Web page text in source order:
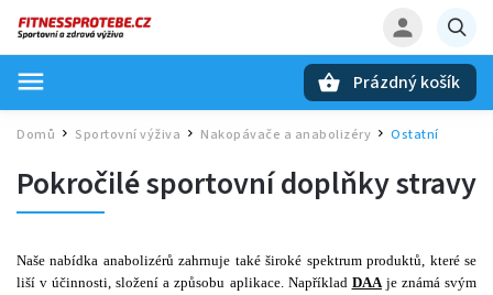
Prázdný košík
Domů / Sportovní výživa / Nakopávače a anabolizéry / Ostatní
Pokročilé sportovní doplňky stravy
Naše nabídka anabolizérů zahrnuje také široké spektrum produktů, které se
liší v účinnosti, složení a způsobu aplikace. Například DAAje známá svým